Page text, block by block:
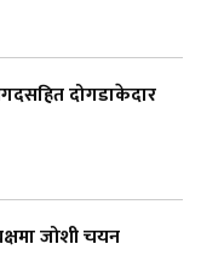
दोगडाकेदार
जोशी चयन